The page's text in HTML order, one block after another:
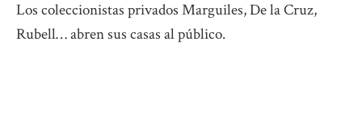
Los coleccionistas privados Marguiles, De la Cruz,
Rubell… abren sus casas al público.